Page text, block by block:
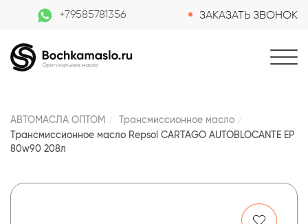
+79585781356 ЗАКАЗАТЬ ЗВОНОК
АВТОМАСЛА ОПТОМ
Трансмиссионное масло
Трансмиссионное масло Repsol CARTAGO AUTOBLOCANTE EP
80w90 208л